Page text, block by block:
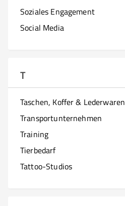
Soziales Engagement
Social Media
T
Taschen, Koffer & Lederwaren
Transportunternehmen
Training
Tierbedarf
Tattoo-Studios